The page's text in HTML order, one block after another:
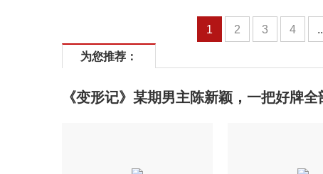
1 2 3 4
为您推荐：
《变形记》某期男主陈新颖，一把好牌